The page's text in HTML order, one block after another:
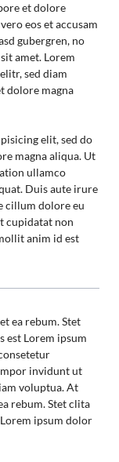
et dolore
eos et accusam
gubergren, no
amet. Lorem
sed diam
dolore magna
elit, sed do
magna aliqua. Ut
ullamco
Duis aute irure
cillum dolore eu
cupidatat non
anim id est
ea rebum. Stet
est Lorem ipsum
invidunt ut
voluptua. At
rebum. Stet clita
ipsum dolor